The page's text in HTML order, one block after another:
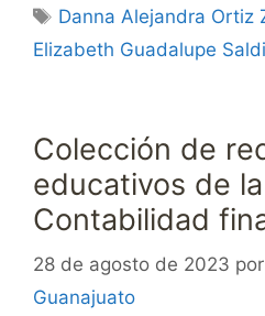
Etiquetas
Danna Alejandra Ortiz
Elizabeth Guadalupe
Colección de
educativos de
Contabilidad
28 de agosto de 2023 por
Guanajuato